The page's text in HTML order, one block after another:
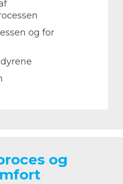
og for
og